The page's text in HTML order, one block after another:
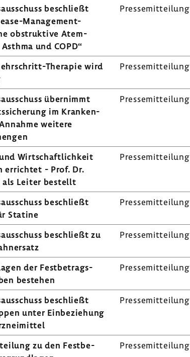
beschließt
​Management-
obstruk­tive Atem­
und COPD“
Pres­se­mit­tei­lung
Therapie wird
Pres­se­mit­tei­lung
über­nimmt
im Kran­ken­
weitere
Pres­se­mit­tei­lung
Wirt­schaft­lich­keit
errichtet - Prof. Dr.
als Leiter bestellt
Pres­se­mit­tei­lung
beschließt
Statine
Pres­se­mit­tei­lung
beschließt zu
Pres­se­mit­tei­lung
der Fest­be­trags­
bestehen
Pres­se­mit­tei­lung
beschließt
unter Einbe­zie­hung
Pres­se­mit­tei­lung
zu den Fest­be­
Pres­se­mit­tei­lung